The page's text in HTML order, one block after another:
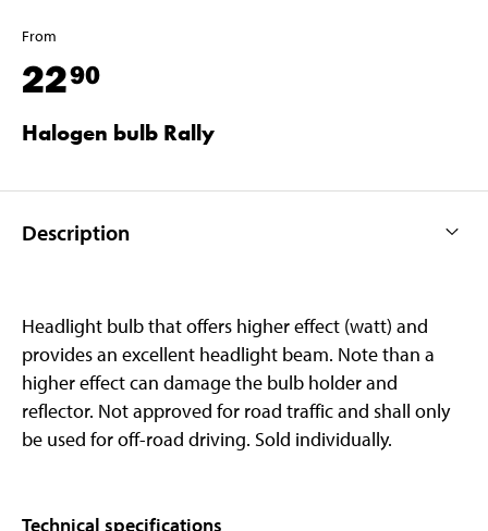
From
2290
Halogen bulb Rally
Description
Headlight bulb that offers higher effect (watt) and
provides an excellent headlight beam. Note than a
higher effect can damage the bulb holder and
reflector. Not approved for road traffic and shall only
be used for off-road driving. Sold individually.
Technical specifications